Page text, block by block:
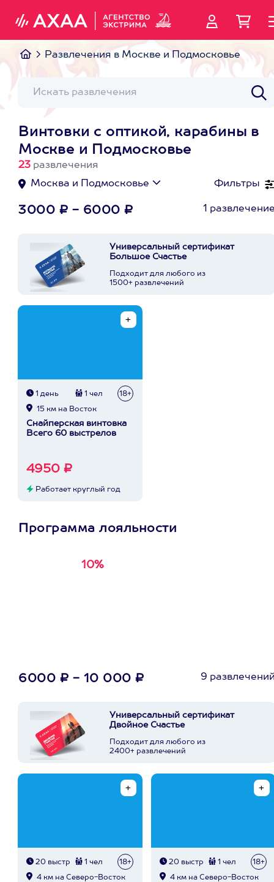
Развлечения в Москве и Подмосковье
Винтовки с оптикой, карабины в
Москве и Подмосковье
23 развлечения
Фильтры
Москва и Подмосковье
3000 ₽ - 6000 ₽ 1
Универсальный сертификат
Большое Счастье
Подходит для любого из
1500+ развлечений
1 день 1 чел 18+
15 км на Восток
Снайперская винтовка
Всего 60 выстрелов
4950 ₽
Работает круглый год
Программа лояльности
10%
6000 ₽ - 10 000 ₽ 9
Универсальный сертификат
Двойное Счастье
Подходит для любого из
2400+ развлечений
20 выстр 1 чел 18+
4 км на Северо-Восток
20 выстр 1 чел 18+
4 км на Северо-Восток